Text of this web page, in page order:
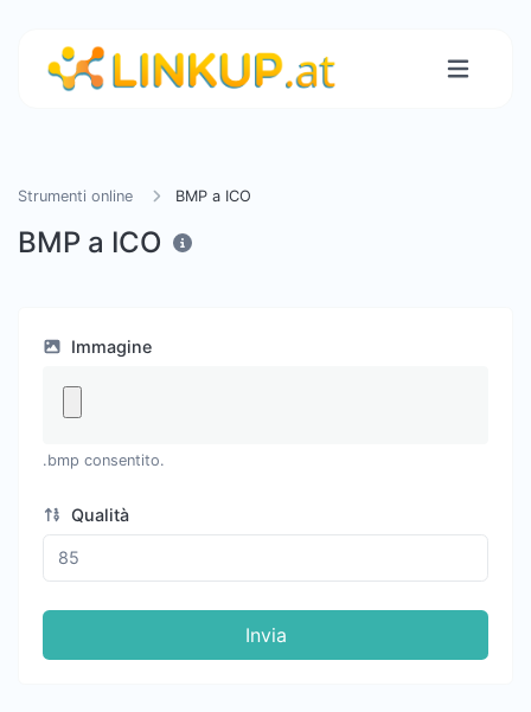
Strumenti online BMP a ICO
BMP a ICO
Immagine
.bmp consentito.
Qualità
Invia